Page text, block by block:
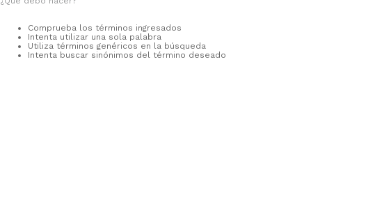
Comprueba los términos ingresados
Intenta utilizar una sola palabra
Utiliza términos genéricos en la búsqueda
Intenta buscar sinónimos del término deseado